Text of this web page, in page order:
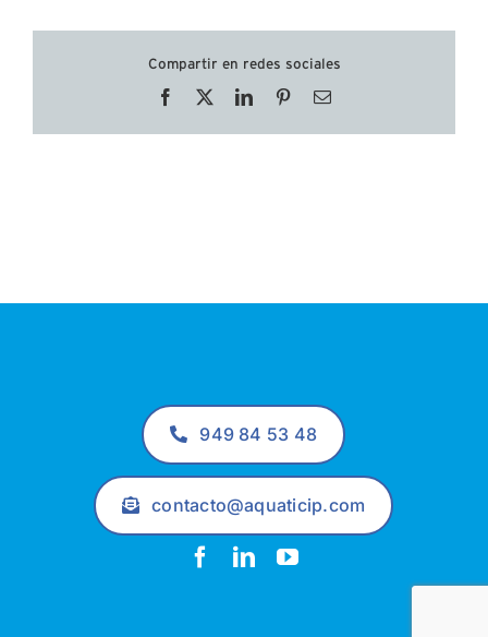
Compartir en redes sociales
Facebook LinkedInPinterestCorreo
949 84 53 48
contacto@aquaticip.com